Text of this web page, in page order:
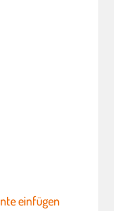
einfügen